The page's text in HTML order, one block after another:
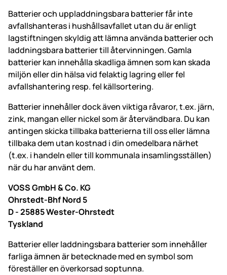
Batterier och uppladdningsbara batterier får inte
avfallshanteras i hushållsavfallet utan du är enligt
lagstiftningen skyldig att lämna använda batterier och
laddningsbara batterier till återvinningen. Gamla
batterier kan innehålla skadliga ämnen som kan skada
miljön eller din hälsa vid felaktig lagring eller fel
avfallshantering resp. fel källsortering.
Batterier innehåller dock även viktiga råvaror, t.ex. järn,
zink, mangan eller nickel som är återvändbara. Du kan
antingen skicka tillbaka batterierna till oss eller lämna
tillbaka dem utan kostnad i din omedelbara närhet
(t.ex. i handeln eller till kommunala insamlingsställen)
när du har använt dem.
VOSS GmbH & Co. KG
Ohrstedt-Bhf Nord 5
D - 25885 Wester-Ohrstedt
Tyskland
Batterier eller laddningsbara batterier som innehåller
farliga ämnen är betecknade med en symbol som
föreställer en överkorsad soptunna.